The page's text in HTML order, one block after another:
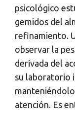
psicológico
gemidos del
refinamiento.
observar la
derivada del
su laboratorio
atención. Es